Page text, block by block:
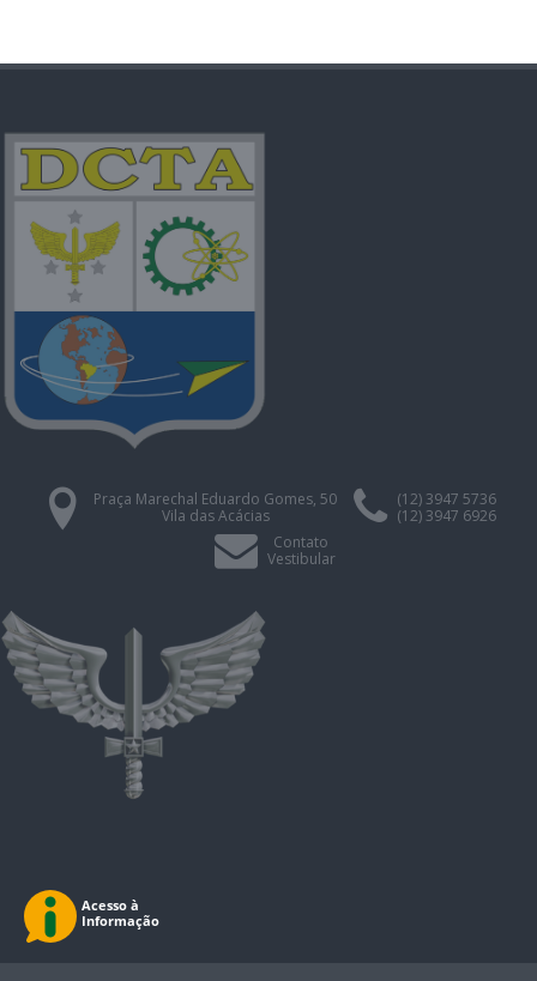
Praça Marechal Eduardo Gomes, 50
Vila das Acácias
(12) 3947 5736
(12) 3947 6926
Contato
Vestibular